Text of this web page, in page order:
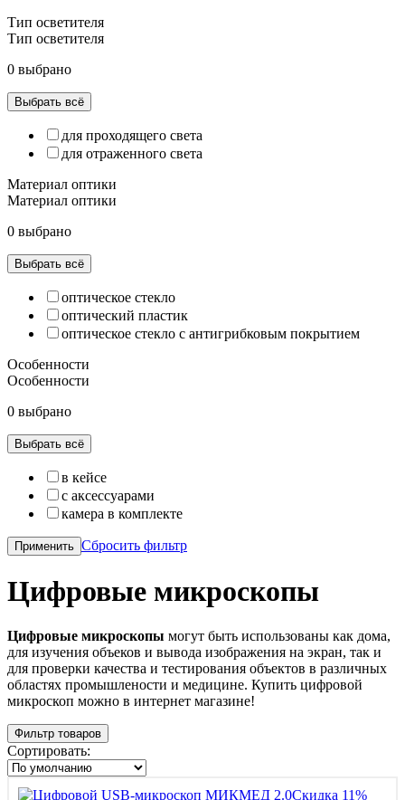
Тип осветителя
Тип осветителя
0 выбрано
Выбрать всё
для проходящего света
для отраженного света
Материал оптики
Материал оптики
0 выбрано
Выбрать всё
оптическое стекло
оптический пластик
оптическое стекло с антигрибковым покрытием
Особенности
Особенности
0 выбрано
Выбрать всё
в кейсе
с аксессуарами
камера в комплекте
Применить Сбросить фильтр
Цифровые микроскопы
Цифровые микроскопы могут быть использованы как дома,
для изучения объеков и вывода изображения на экран, так и
для проверки качества и тестирования объектов в различных
областях промышлености и медицине. Купить цифровой
микроскоп можно в интернет магазине!
Фильтр товаров
Сортировать:
Скидка 11%